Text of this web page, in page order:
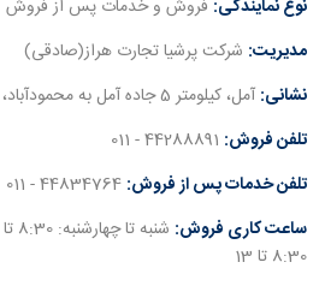
نوع نمایندگی: فروش و خدمات پس از فروش
مدیریت: شرکت پرشیا تجارت هراز(صادقی)
نشانی: آمل، کیلومتر 5 جاده آمل به محمودآباد، نرسیده به هتل نیلوفر
تلفن فروش:
تلفن خدمات پس از فروش:
ساعت کاری فروش:
8:30 تا 13